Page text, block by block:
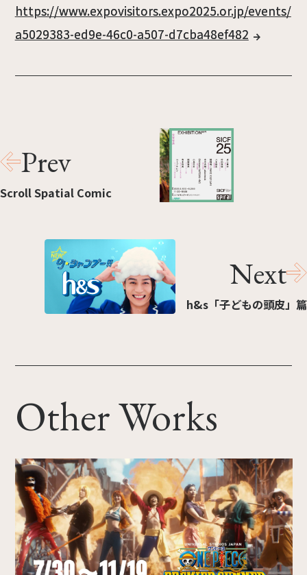
https://www.expovisitors.expo2025.or.jp/events/
a5029383-ed9e-46c0-a507-d7cba48ef482
Prev
Scroll Spatial Comic
Next
h&s「子どもの頭皮」篇
Other Works